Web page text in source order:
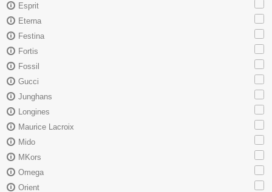
Esprit
Eterna
Festina
Fortis
Fossil
Gucci
Junghans
Longines
Maurice Lacroix
Mido
MKors
Omega
Orient